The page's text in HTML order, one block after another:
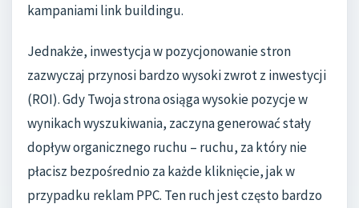
kampaniami link buildingu.
Jednakże, inwestycja w pozycjonowanie stron
zazwyczaj przynosi bardzo wysoki zwrot z inwestycji
(ROI). Gdy Twoja strona osiąga wysokie pozycje w
wynikach wyszukiwania, zaczyna generować stały
dopływ organicznego ruchu – ruchu, za który nie
płacisz bezpośrednio za każde kliknięcie, jak w
przypadku reklam PPC. Ten ruch jest często bardzo